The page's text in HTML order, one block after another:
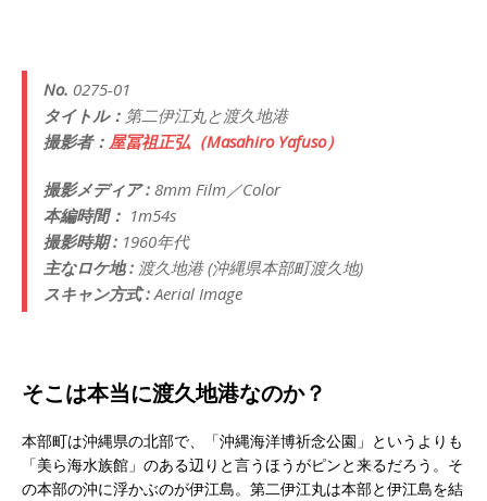
No. 0275-01
タイトル： 第二伊江丸と渡久地港
撮影者： 屋冨祖正弘（Masahiro Yafuso）
撮影メディア : 8mm Film／Color
本編時間： 1m54s
撮影時期 : 1960年代
主なロケ地 : 渡久地港 (沖縄県本部町渡久地)
スキャン方式 :Aerial Image
そこは本当に渡久地港なのか？
本部町は沖縄県の北部で、「沖縄海洋博祈念公園」というよりも
「美ら海水族館」のある辺りと言うほうがピンと来るだろう。そ
の本部の沖に浮かぶのが伊江島。第二伊江丸は本部と伊江島を結